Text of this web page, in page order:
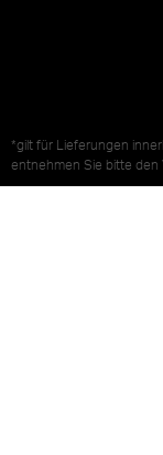
*gilt für Lieferungen
entnehmen Sie bitte den